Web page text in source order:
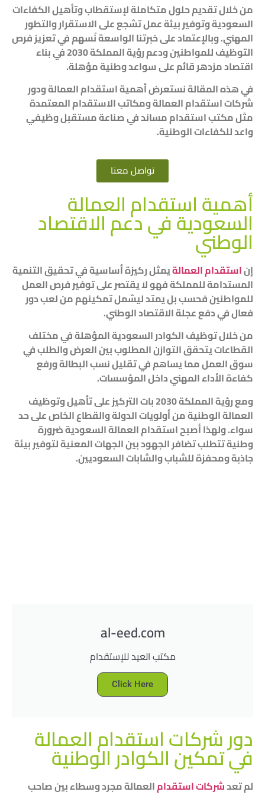
من خلال تقديم حلول متكاملة لإستقطاب وتأهيل الكفاءات
السعودية وتوفير بيئة عمل تشجع على الاستقرار والتطور
المهني. وبالإعتماد على خبرتنا الواسعة نُسهم في تعزيز فرص
التوظيف للمواطنين ودعم رؤية المملكة 2030 في بناء
اقتصاد مزدهر قائم على سواعد وطنية مؤهلة.
في هذه المقالة نستعرض أهمية استقدام العمالة ودور
شركات استقدام العمالة ومكاتب الاستقدام المعتمدة
مثل مكتب استقدام مساند في صناعة مستقبل وظيفي
واعد للكفاءات الوطنية.
تواصل معنا
أهمية استقدام العمالة
السعودية في دعم الاقتصاد
الوطني
إناستقدام العمالةيمثل ركيزة أساسية في تحقيق التنمية
المستدامة للمملكة فهو لا يقتصر على توفير فرص العمل
للمواطنين فحسب بل يمتد ليشمل تمكينهم من لعب دور
فعال في دفع عجلة الاقتصاد الوطني.
من خلال توظيف الكوادر السعودية المؤهلة في مختلف
القطاعات يتحقق التوازن المطلوب بين العرض والطلب في
سوق العمل مما يساهم في تقليل نسب البطالة ورفع
كفاءة الأداء المهني داخل المؤسسات.
ومع رؤية المملكة 2030 بات التركيز على تأهيل وتوظيف
العمالة الوطنية من أولويات الدولة والقطاع الخاص على حد
سواء. ولهذا أصبح استقدام العمالة السعودية ضرورة
وطنية تتطلب تضافر الجهود بين الجهات المعنية لتوفير بيئة
جاذبة ومحفزة للشباب والشابات السعوديين.
al-eed.com
مكتب العيد للإستقدام
Click Here
دور شركات استقدام العمالة
في تمكين الكوادر الوطنية
لم تعدشركات استقدامالعمالة مجرد وسطاء بين صاحب